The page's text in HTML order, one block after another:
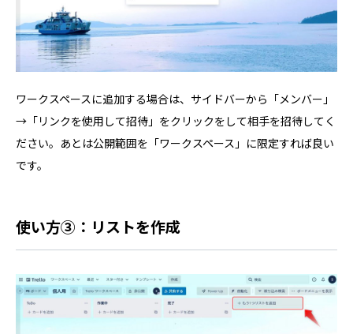
ワークスペースに追加する場合は、サイドバーから「メンバー」
→「リンクを使用して招待」をクリックをして相手を招待してく
ださい。あとは公開範囲を「ワークスペース」に限定すれば良い
です。
使い方③：リストを作成